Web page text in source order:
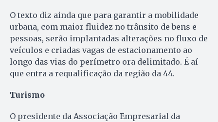
O texto diz ainda que para garantir a mobilidade
urbana, com maior fluidez no trânsito de bens e
pessoas, serão implantadas alterações no fluxo de
veículos e criadas vagas de estacionamento ao
longo das vias do perímetro ora delimitado. É aí
que entra a requalificação da região da 44.
Turismo
O presidente da Associação Empresarial da